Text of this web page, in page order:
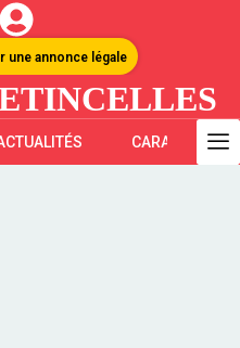
une annonce légale
CARAÏBES